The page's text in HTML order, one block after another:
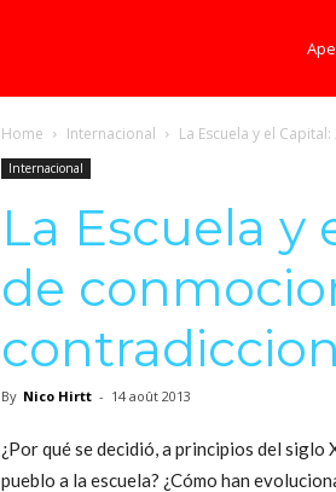
démocratique
–
Democratische
Home Internacional La Escuela y el
Internacional
La Escuela y
de
By Nico Hirtt - 14 août 2013
¿Por qué se decidió, a principios del siglo
pueblo a la escuela? ¿Cómo han